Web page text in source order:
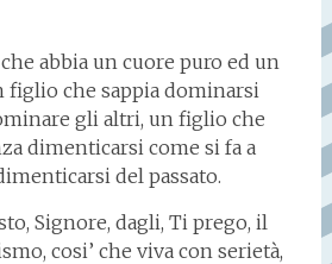
abbia un cuore puro ed un
figlio che sappia dominarsi
gli altri, un figlio che
dimenticarsi come si fa a
del passato.
Signore, dagli, Ti prego, il
cosi’ che viva con serietà,